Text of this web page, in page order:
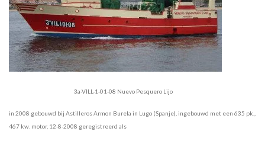
3a-VILL-1-01-08 Nuevo Pesquero Lijo
in 2008 gebouwd bij Astilleros Armon Burela in Lugo (Spanje), ingebouwd met een 635 pk.,
467 kw. motor, 12-8-2008 geregistreerd als